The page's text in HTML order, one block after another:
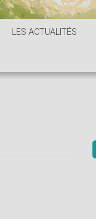
LES ACTUALITÉS